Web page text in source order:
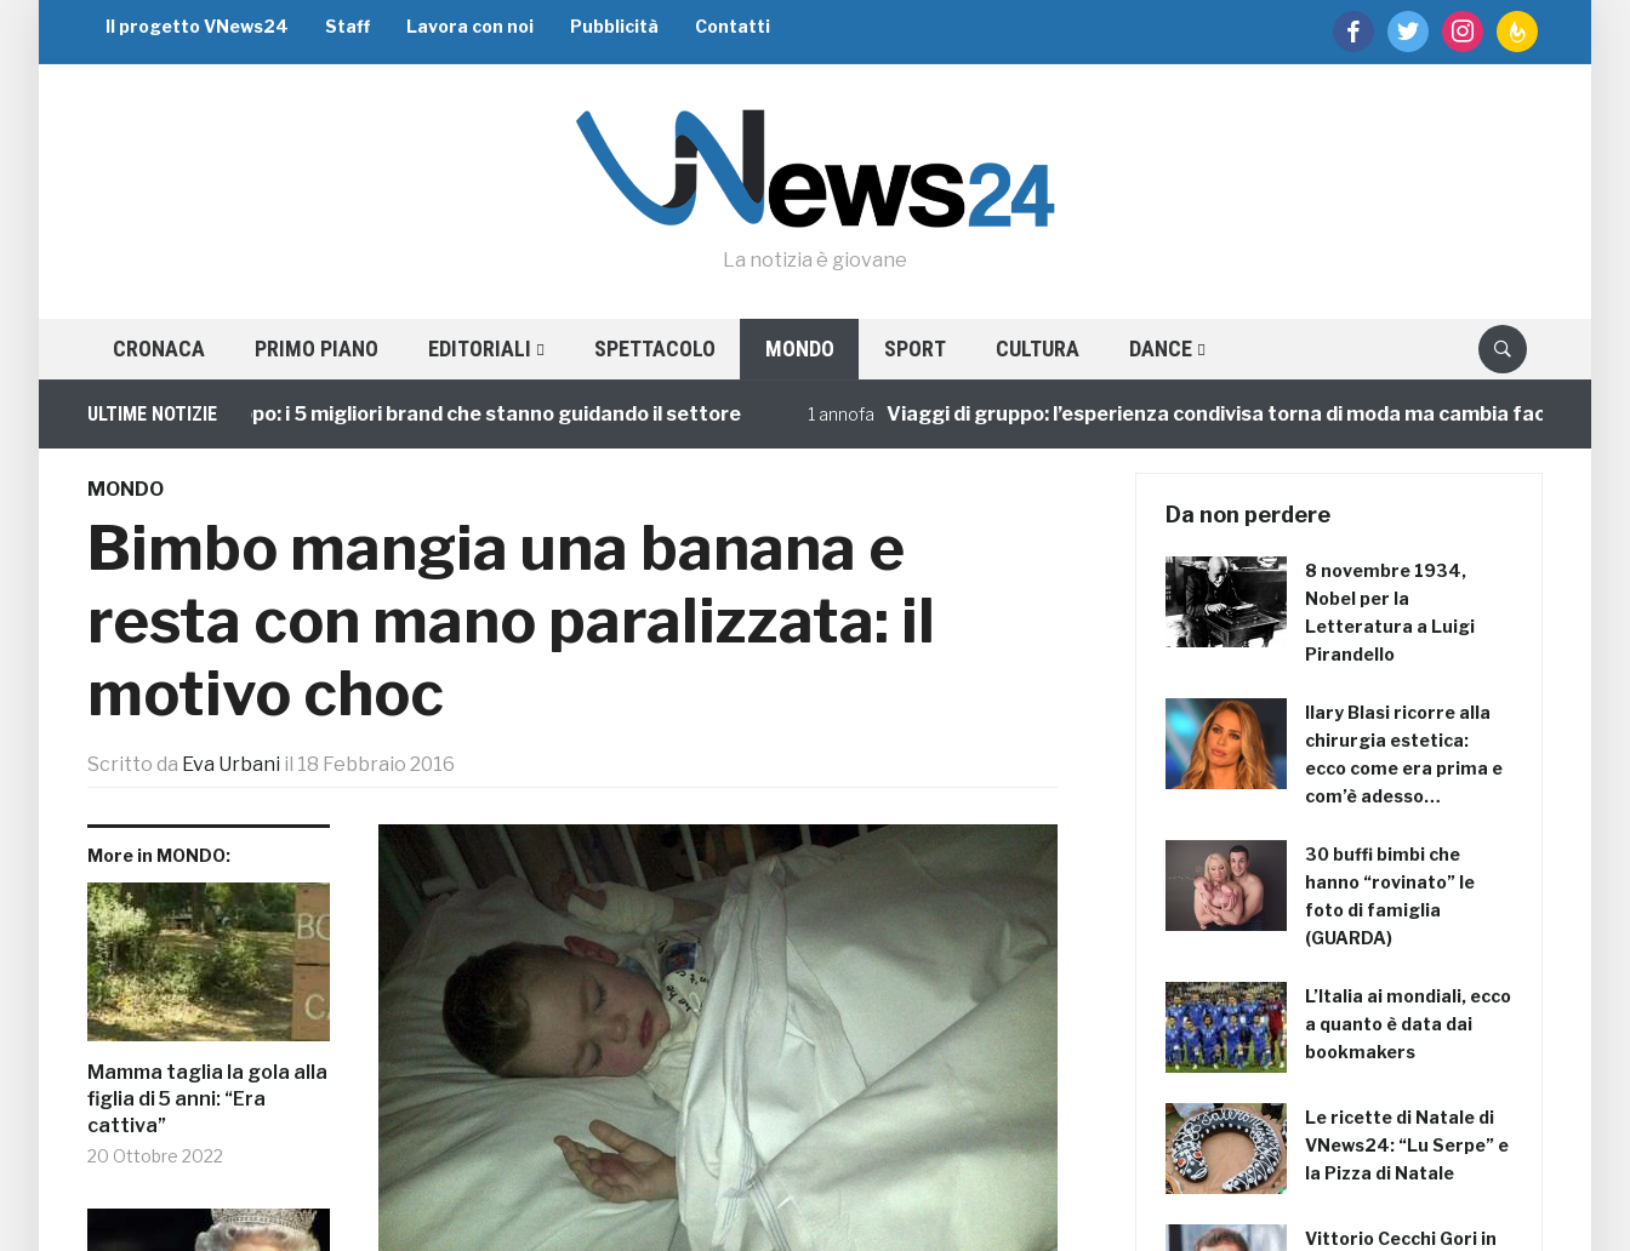
facebooktwitter instagramfeedburner
Il progetto VNews24 Staff Lavora con noi Pubblicità Contatti
La notizia è giovane
CRONACA PRIMO PIANO EDITORIALI SPETTACOLO MONDO SPORT CULTURA DANCE
ULTIME NOTIZIE
Viaggi di Gruppo: i 5 migliori brand che stanno guidando il settore 1 annofa Viaggi di gruppo: l’esperienza condivisa torna di moda ma cambia faccia
MONDO
Bimbo mangia una banana e
resta con mano paralizzata: il
motivo choc
Scritto da Eva Urbani il 18 Febbraio 2016
More in MONDO:
Mamma taglia la gola alla
figlia di 5 anni: “Era
cattiva”
20 Ottobre 2022
Da non perdere
8 novembre 1934,
Nobel per la
Letteratura a Luigi
Pirandello
Ilary Blasi ricorre alla
chirurgia estetica:
ecco come era prima e
com’è adesso…
30 buffi bimbi che
hanno “rovinato” le
foto di famiglia
(GUARDA)
L’Italia ai mondiali, ecco
a quanto è data dai
bookmakers
Le ricette di Natale di
VNews24: “Lu Serpe” e
la Pizza di Natale
Vittorio Cecchi Gori in